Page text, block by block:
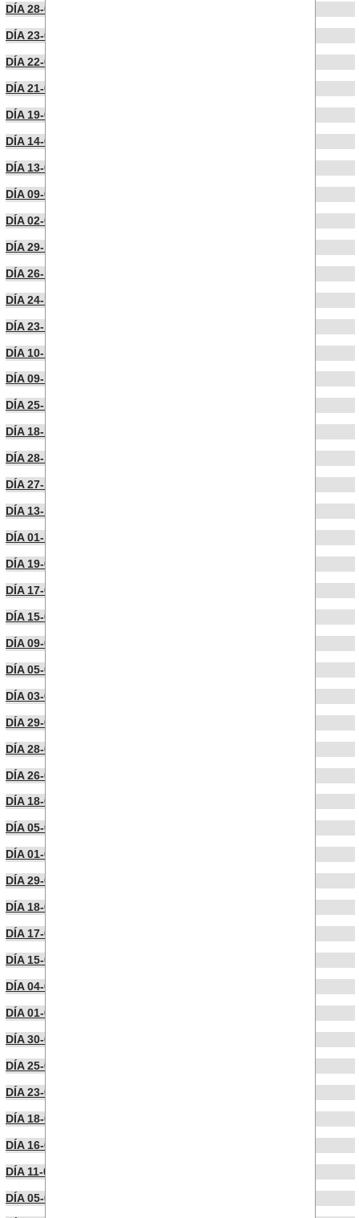
DÍA 28-01-2026
DÍA 23-01-2026
DÍA 22-01-2026
DÍA 21-01-2026
DÍA 19-01-2026
DÍA 14-01-2026
DÍA 13-01-2026
DÍA 09-01-2026
DÍA 02-01-2026
DÍA 29-12-2025
DÍA 26-12-2025
DÍA 24-12-2025
DÍA 23-12-2025
DÍA 10-12-2025
DÍA 09-12-2025
DÍA 25-11-2025
DÍA 18-11-2025
DÍA 28-10-2025
DÍA 27-10-2025
DÍA 13-10-2025
DÍA 01-10-2025
DÍA 19-09-2025
DÍA 17-09-2025
DÍA 15-09-2025
DÍA 09-09-2025
DÍA 05-09-2025
DÍA 03-09-2025
DÍA 29-08-2025
DÍA 28-08-2025
DÍA 26-08-2025
DÍA 18-08-2025
DÍA 05-08-2025
DÍA 01-08-2025
DÍA 29-07-2025
DÍA 18-07-2025
DÍA 17-07-2025
DÍA 15-07-2025
DÍA 04-07-2025
DÍA 01-07-2025
DÍA 30-06-2025
DÍA 25-06-2025
DÍA 23-06-2025
DÍA 18-06-2025
DÍA 16-06-2025
DÍA 11-06-2025
DÍA 05-05-2025